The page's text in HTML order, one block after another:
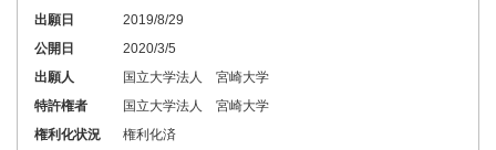
出願日
2019/8/29
公開日
2020/3/5
出願人
国立大学法人 宮崎大学
特許権者
国立大学法人 宮崎大学
権利化状況
権利化済